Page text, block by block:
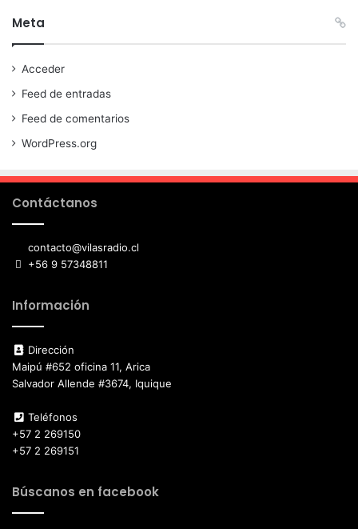
Meta
Acceder
Feed de entradas
Feed de comentarios
WordPress.org
Contáctanos
contacto@vilasradio.cl
+56 9 57348811
Información
Dirección
Maipú #652 oficina 11, Arica
Salvador Allende #3674, Iquique
Teléfonos
+57 2 269150
+57 2 269151
Búscanos en facebook